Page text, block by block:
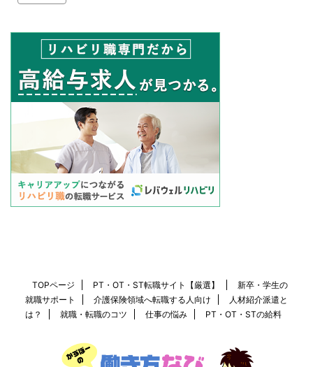
TOPページ PT・OT・ST転職サイト【厳選】
新卒・学生の
就職サポート
介護保険領域へ転職する人向け
人材紹介派遣と
は？
就職・転職のコツ 仕事の悩み PT・OT・STの給料